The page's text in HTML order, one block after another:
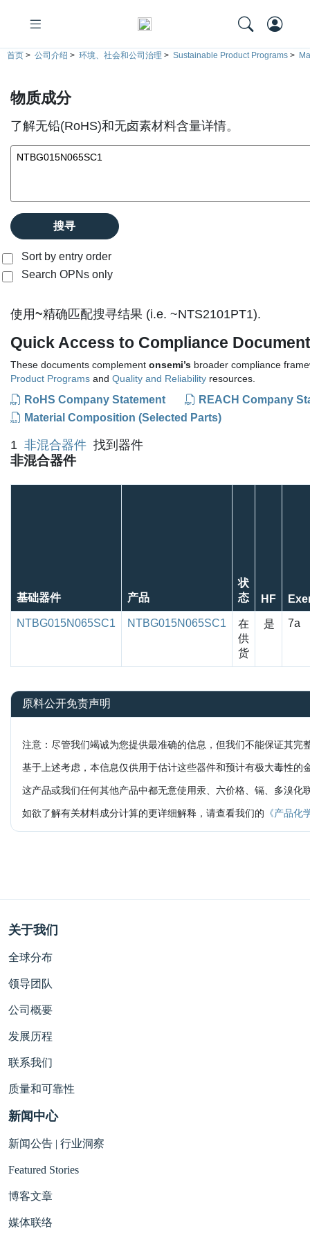
首页 >公司介绍 >环境、社会和公司治理 >Sustainable Product Programs >
物质成分
了解无铅(RoHS)和无卤素材料含量详情。
搜寻
Sort by entry order
Search OPNs only
使用~精确匹配搜寻结果 (i.e. ~NTS2101PT1).
Quick Access to Compliance
These documents complement onsemi’s broader compliance
Product Programs and Quality and Reliability resources.
RoHS Company Statement
REACH Company
Material Composition (Selected Parts)
1 非混合器件 找到器件
非混合器件
基础器件 产品
状
态
HF
NTBG015N065SC1 NTBG015N065SC1
在
供
货
是 7a
原料公开免责声明
注意：尽管我们竭诚为您提供最准确的信息，但我们不能保证其
基于上述考虑，本信息仅供用于估计这些器件和预计有极大毒性
这产品或我们任何其他产品中都无意使用汞、六价格、镉、多溴
如欲了解有关材料成分计算的更详细解释，请查看我们的 《产品化
关于我们
全球分布
领导团队
公司概要
发展历程
联系我们
质量和可靠性
新闻中心
新闻公告 | 行业洞察
Featured Stories
博客文章
媒体联络